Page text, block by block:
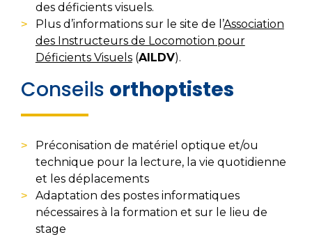
des déficients visuels.
Plus d’informations sur le site de l’Association
des Instructeurs de Locomotion pour
Déficients Visuels(AILDV).
Conseils orthoptistes
Préconisation de matériel optique et/ou
technique pour la lecture, la vie quotidienne
et les déplacements
Adaptation des postes informatiques
nécessaires à la formation et sur le lieu de
stage